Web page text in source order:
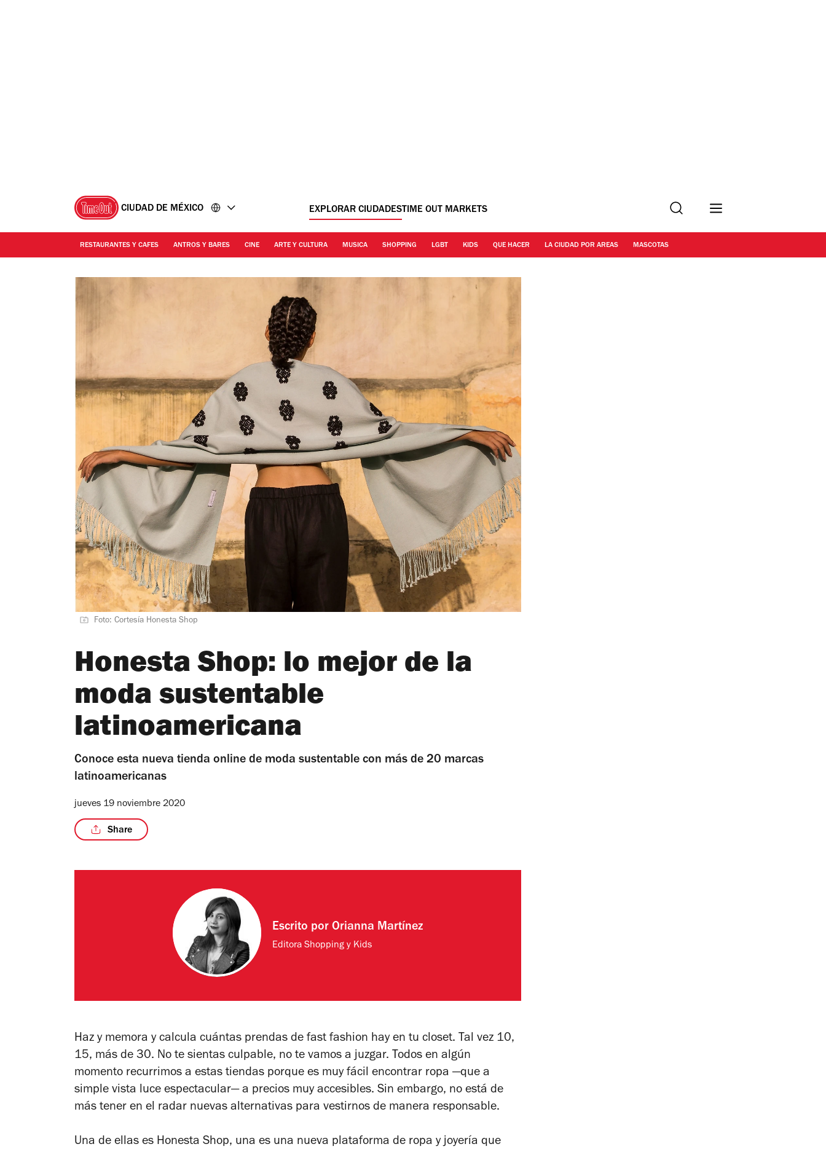
CIUDAD DE MÉXICO EXPLORAR CIUDADESTIME OUT MARKETS Buscar
RESTAURANTES Y CAFES ANTROS Y BARES CINE ARTE Y CULTURA MUSICA SHOPPING LGBT KIDS QUE HACER LA CIUDAD POR AREAS MASCOTAS
Foto: Cortesía Honesta Shop
Honesta Shop: lo mejor de la
moda sustentable
latinoamericana
Conoce esta nueva tienda online de moda sustentable con más de 20 marcas
latinoamericanas
jueves 19 noviembre 2020
Share
Escrito por Orianna Martínez
Editora Shopping y Kids
Haz y memora y calcula cuántas prendas de fast fashion hay en tu closet. Tal vez 10,
15, más de 30. No te sientas culpable, no te vamos a juzgar. Todos en algún
momento recurrimos a estas tiendas porque es muy fácil encontrar ropa —que a
simple vista luce espectacular— a precios muy accesibles. Sin embargo, no está de
más tener en el radar nuevas alternativas para vestirnos de manera responsable.
Una de ellas es Honesta Shop, una es una nueva plataforma de ropa y joyería que